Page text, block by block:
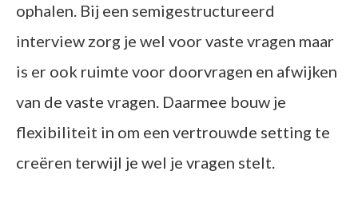
ophalen. Bij een semigestructureerd
interview zorg je wel voor vaste vragen maar
is er ook ruimte voor doorvragen en afwijken
van de vaste vragen. Daarmee bouw je
flexibiliteit in om een vertrouwde setting te
creëren terwijl je wel je vragen stelt.